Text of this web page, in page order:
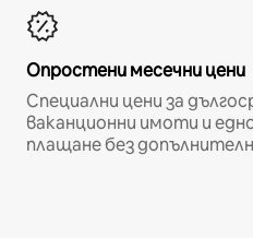
Опростени месечни цени
Специални цени за
ваканционни имоти и
плащане без